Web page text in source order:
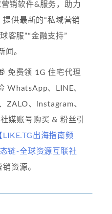
销软件&服务，助力
供最新的“私域营销
客服”“金融支持”
闻。
免费领 1G 住宅代理
WhatsApp、LINE、
ZALO、Instagram、
媒账号购买 & 粉丝引
LIKE.TG出海指南频
态链-全球资源互联社
资源。